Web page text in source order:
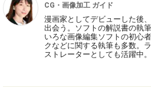
CG・画像加工 ガイド
漫画家としてデビューした後
出会う。ソフトの解説書の執
いろな画像編集ソフトの初心
クなどに関する執筆も多数。
ストレーターとしても活躍中。